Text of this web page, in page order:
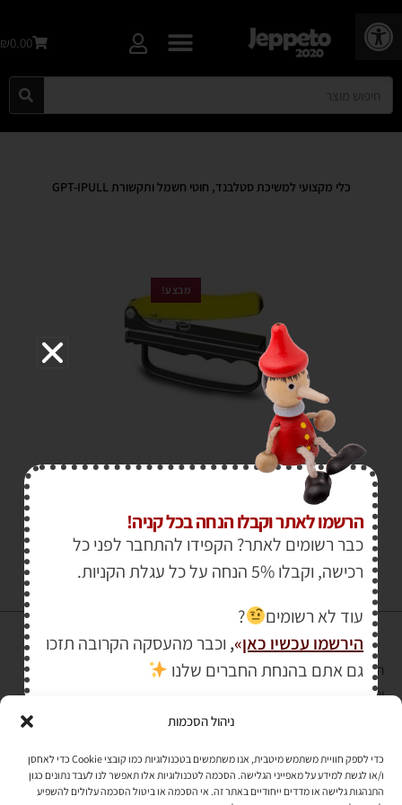
פתח סרגל נגישות
ניהול הסכמות
כדי לספק חוויית משתמש מיטבית, אנו משתמשים בטכנולוגיות כמו קובצי Cookie כדי לאחסן
ו/או לגשת למידע על מאפייני הגלישה. הסכמה לטכנולוגיות אלו תאפשר לנו לעבד נתונים כגון
התנהגות גלישה או מדדים ייחודיים באתר זה. אי הסכמה או ביטול הסכמה עלולים להשפיע
₪0.00
כלי מקצועי למשיכת סטלבנד, חוטי חשמל ותקשורת GPT-IPULL
מבצע!
והעומד בתקן אבטחה PCI DSS Level-1
לתקנון האתר»
הרשמו לאתר וקבלו הנחה בכל קניה!
כבר רשומים לאתר? הקפידו להתחבר לפני כל
רכישה, וקבלו 5% הנחה על כל עגלת הקניות.
עוד לא רשומים
?
הירשמו עכשיו כאן»
, וכבר מהעסקה הקרובה תזכו
גם אתם בהנחת החברים שלנו